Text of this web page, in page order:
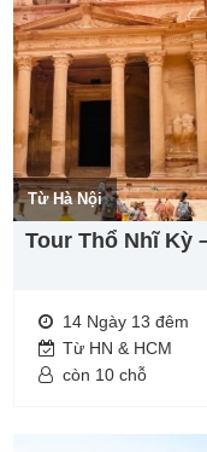
Từ Hà Nội
Tour Thổ Nhĩ Kỳ
14 Ngày 13 đêm
Từ HN & HCM
còn 10 chỗ